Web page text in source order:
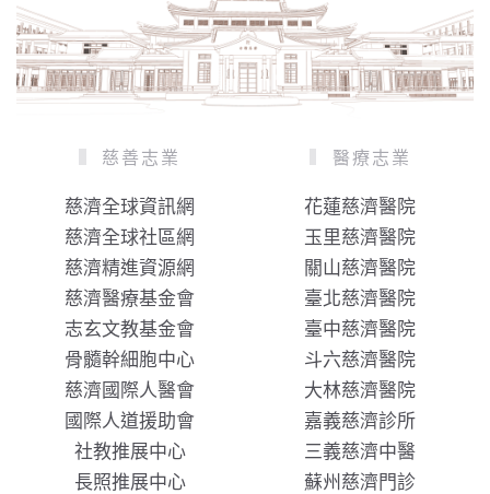
慈善志業
慈濟全球資訊網
慈濟全球社區網
慈濟精進資源網
慈濟醫療基金會
志玄文教基金會
骨髓幹細胞中心
慈濟國際人醫會
國際人道援助會
社教推展中心
長照推展中心
醫療志業
花蓮慈濟醫院
玉里慈濟醫院
關山慈濟醫院
臺北慈濟醫院
臺中慈濟醫院
斗六慈濟醫院
大林慈濟醫院
嘉義慈濟診所
三義慈濟中醫
蘇州慈濟門診